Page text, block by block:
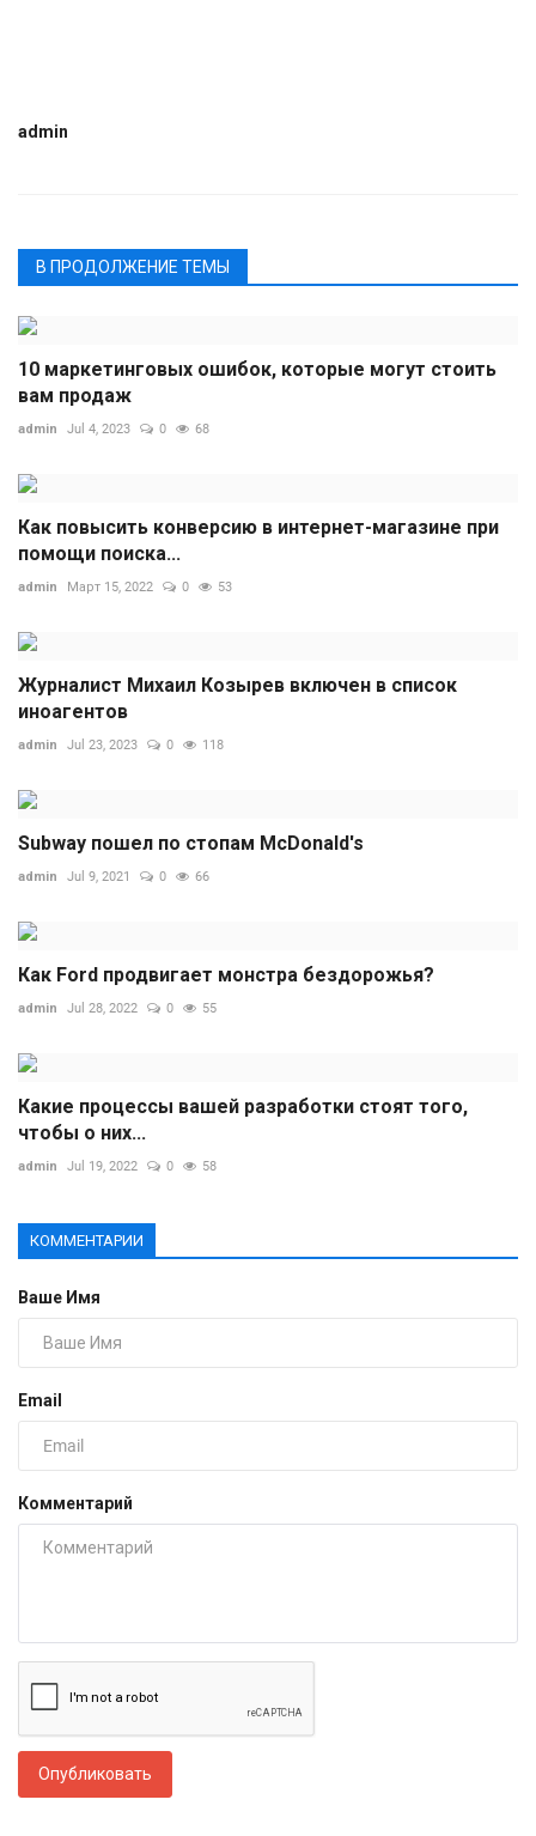
admin
В ПРОДОЛЖЕНИЕ ТЕМЫ
10 маркетинговых ошибок, которые могут стоить
вам продаж
admin Jul 4, 2023 0 68
Как повысить конверсию в интернет-магазине при
помощи поиска...
admin Март 15, 2022 0 53
Журналист Михаил Козырев включен в список
иноагентов
admin Jul 23, 2023 0 118
Subway пошел по стопам McDonald's
admin Jul 9, 2021 0 66
Как Ford продвигает монстра бездорожья?
admin Jul 28, 2022 0 55
Какие процессы вашей разработки стоят того,
чтобы о них...
admin Jul 19, 2022 0 58
КОММЕНТАРИИ
Ваше Имя
Email
Комментарий
Опубликовать